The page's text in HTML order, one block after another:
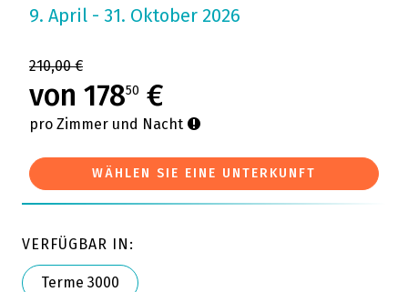
9. April - 31. Oktober 2026
210,00 €
von 17850 €
pro Zimmer und Nacht
WÄHLEN SIE EINE UNTERKUNFT
VERFÜGBAR IN:
Terme 3000